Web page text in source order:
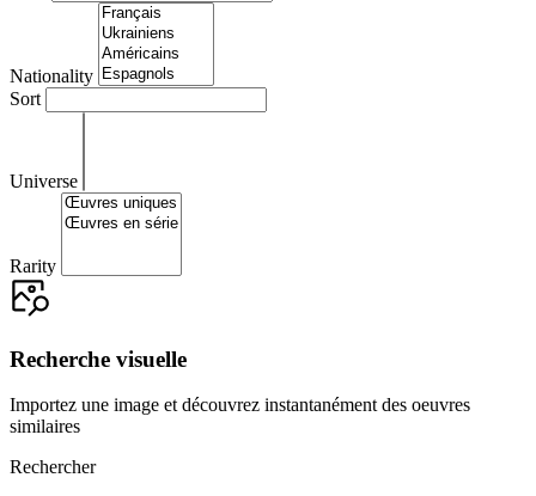
Nationality
Sort
Universe
Rarity
Recherche visuelle
Importez une image et découvrez instantanément des oeuvres
similaires
Rechercher